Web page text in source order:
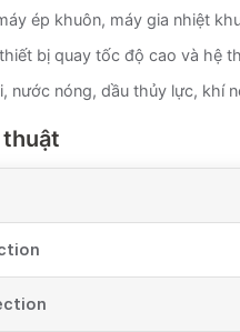
ép khuôn, máy gia nhiệt
bị quay tốc độ cao và hệ
nước nóng, dầu thủy lực, khí